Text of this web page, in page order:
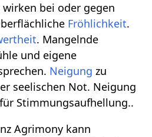
bei oder gegen
Fröhlichkeit.
. Mangelnde
und eigene
Neigung zu
seelischen Not. Neigung
Stimmungsaufhellung..
Agrimony kann